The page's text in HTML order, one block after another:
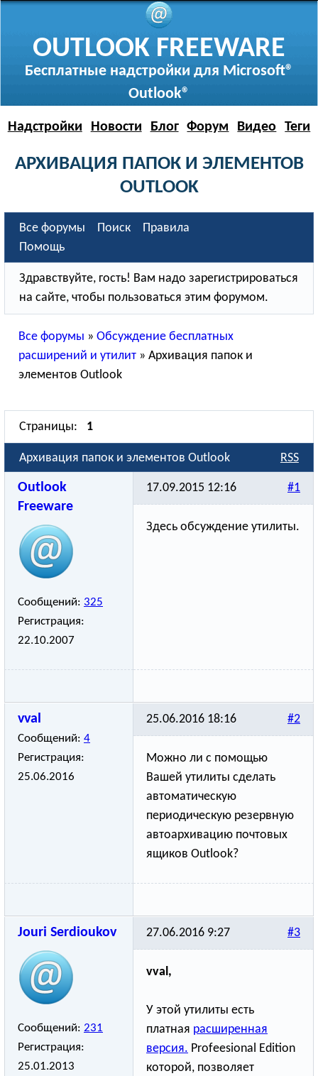
OUTLOOK FREEWARE
Бесплатные надстройки для Microsoft®
Outlook®
Надстройки Новости Блог Форум Видео Теги
АРХИВАЦИЯ ПАПОК И ЭЛЕМЕНТОВ
OUTLOOK
Все форумы Поиск
Правила
Помощь
Здравствуйте, гость! Вам надо зарегистрироваться
на сайте, чтобы пользоваться этим форумом.
Все форумы »Обсуждение бесплатных
расширений и утилит »Архивация папок и
элементов Outlook
Страницы: 1
RSS
Архивация папок и элементов Outlook
Outlook
Freeware
Сообщений: 325
Регистрация:
22.10.2007
#1
17.09.2015 12:16
Здесь обсуждение утилиты.
vval
Сообщений: 4
Регистрация:
25.06.2016
#2
25.06.2016 18:16
Можно ли с помощью
Вашей утилиты сделать
автоматическую
периодическую резервную
автоархивацию почтовых
ящиков Outlook?
Jouri Serdioukov
Сообщений: 231
Регистрация:
25.01.2013
#3
27.06.2016 9:27
vval,
У этой утилиты есть
платная расширенная
версия. Profeesional Edition
которой, позволяет